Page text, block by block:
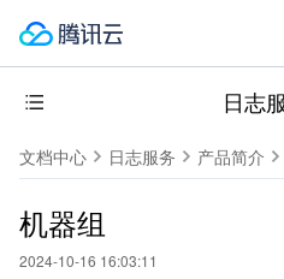
日志
文档中心 日志服务 产品简介
机器组
2024-10-16 16:03:11